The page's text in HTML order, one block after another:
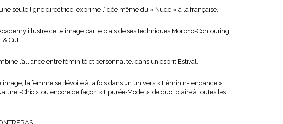
seule ligne directrice, exprime l’idée même du « Nude » à la française.
illustre cette image par le biais de ses techniques Morpho-Contouring,
& Cut.
l’alliance entre féminité et personnalité, dans un esprit Estival.
image, la femme se dévoile à la fois dans un univers « Féminin-Tendance »,
Chic » ou encore de façon « Epurée-Mode », de quoi plaire à toutes les